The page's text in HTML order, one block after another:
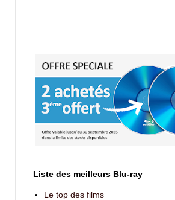
Liste des meilleurs Blu-ray
Le top des films